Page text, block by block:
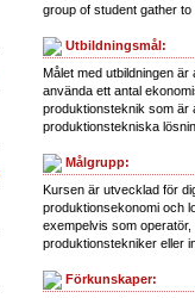
group of student gather
Utbildningsmål:
Målet med utbildningen
använda ett antal
produktionsteknik som är
produktionstekniska
Målgrupp:
Kursen är utvecklad för
produktionsekonomi och
exempelvis som
produktionstekniker eller
Förkunskaper: